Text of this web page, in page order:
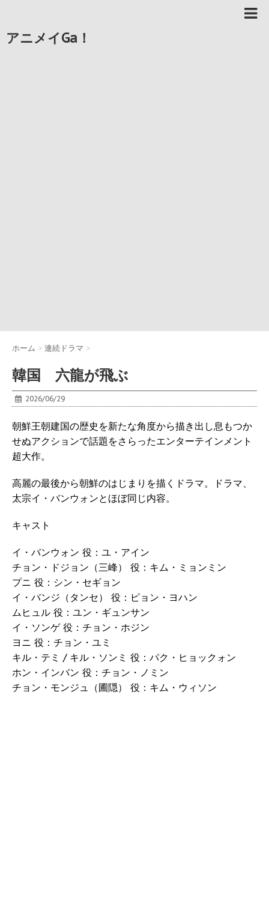
アニメイGa！
ホーム > 連続ドラマ >
韓国 六龍が飛ぶ
2026/06/29
朝鮮王朝建国の歴史を新たな角度から描き出し息もつか
せぬアクションで話題をさらったエンターテインメント
超大作。
高麗の最後から朝鮮のはじまりを描くドラマ。ドラマ、
太宗イ・バンウォンとほぼ同じ内容。
キャスト
イ・バンウォン 役：ユ・アイン
チョン・ドジョン（三峰） 役：キム・ミョンミン
プニ 役：シン・セギョン
イ・バンジ（タンセ） 役：ピョン・ヨハン
ムヒュル 役：ユン・ギュンサン
イ・ソンゲ 役：チョン・ホジン
ヨニ 役：チョン・ユミ
キル・テミ / キル・ソンミ 役：パク・ヒョックォン
ホン・インバン 役：チョン・ノミン
チョン・モンジュ（圃隠） 役：キム・ウィソン